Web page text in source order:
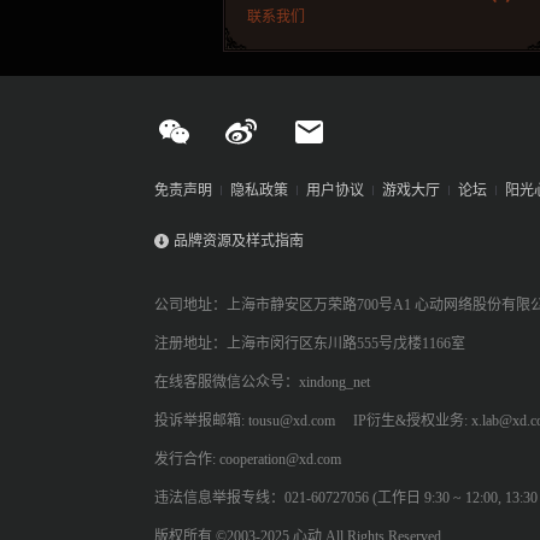
联系我们
免责声明 隐私政策 用户协议 游戏大厅 论坛 阳光
品牌资源及样式指南
公司地址：上海市静安区万荣路700号A1 心动网络股份有限
注册地址：上海市闵行区东川路555号戊楼1166室
在线客服微信公众号：xindong_net
投诉举报邮箱: tousu@xd.com IP衍生&授权业务:
发行合作: cooperation@xd.com
违法信息举报专线：021-60727056 (工作日 9:30 ~ 12:00, 13:30
版权所有 ©2003-2025 心动 All Rights Reserved